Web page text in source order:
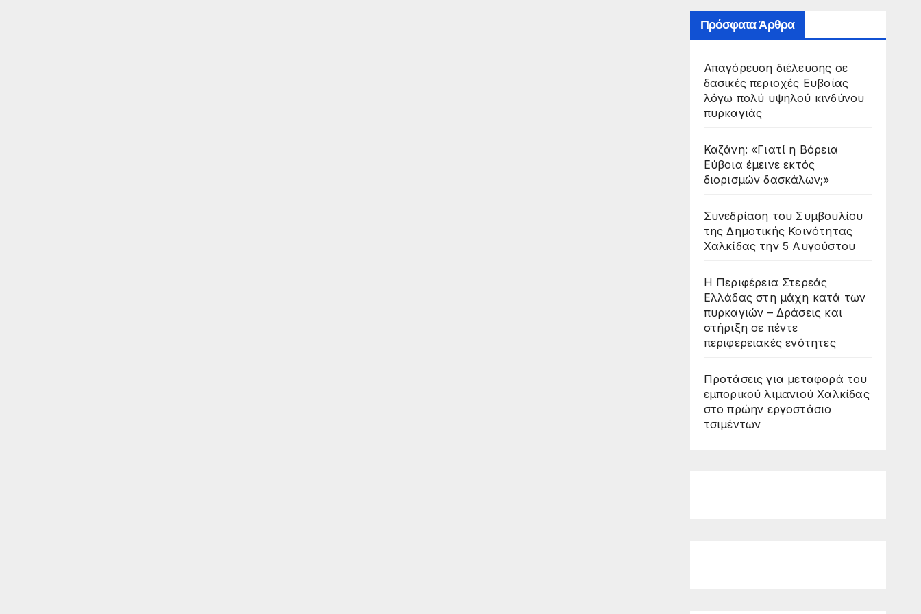
Πρόσφατα Άρθρα
Απαγόρευση διέλευσης σε
δασικές περιοχές Ευβοίας
λόγω πολύ υψηλού κινδύνου
πυρκαγιάς
Καζάνη: «Γιατί η Βόρεια
Εύβοια έμεινε εκτός
διορισμών δασκάλων;»
Συνεδρίαση του Συμβουλίου
της Δημοτικής Κοινότητας
Χαλκίδας την 5 Αυγούστου
Η Περιφέρεια Στερεάς
Ελλάδας στη μάχη κατά των
πυρκαγιών – Δράσεις και
στήριξη σε πέντε
περιφερειακές ενότητες
Προτάσεις για μεταφορά του
εμπορικού λιμανιού Χαλκίδας
στο πρώην εργοστάσιο
τσιμέντων